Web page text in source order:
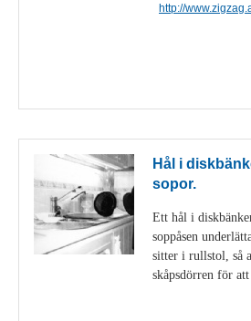
http://
Hål i
sopor.
Ett hål i
soppåsen
sitter i rullstol, så
skåpsdörren för att